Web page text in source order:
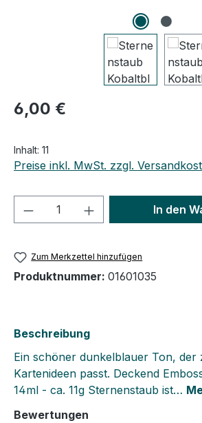
Regulärer Preis:
6,00 €
Inhalt: 11
Preise inkl. MwSt. zzgl.
Produkt Anzahl: GibIn den
Zum Merkzettel hinzufügen
Produktnummer: 01601035
Beschreibung
Ein schöner dunkelblauer Ton, der
Kartenideen passt. Deckend
14ml - ca. 11g Sternenstaub ist…
Bewertungen